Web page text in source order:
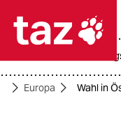

Europa Wahl in